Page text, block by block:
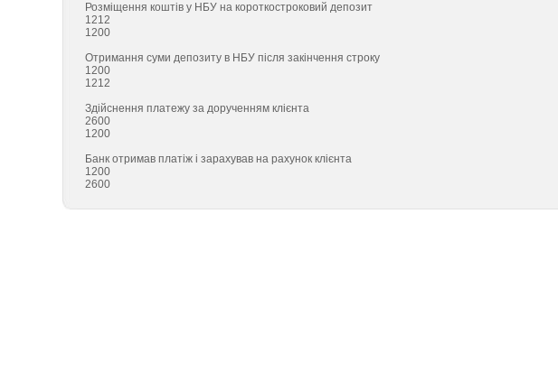
Розміщення коштів у НБУ на короткостроковий депозит
1212
1200
Отримання суми депозиту в НБУ після закінчення строку
1200
1212
Здійснення платежу за дорученням клієнта
2600
1200
Банк отримав платіж і зарахував на рахунок клієнта
1200
2600